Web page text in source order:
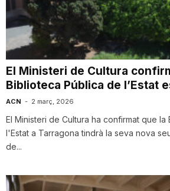
El Ministeri de Cultura
Biblioteca Pública de l’Estat
ACN - 2 març, 2026
El Ministeri de Cultura ha confirmat que
l'Estat a Tarragona tindrà la seva nova
de...